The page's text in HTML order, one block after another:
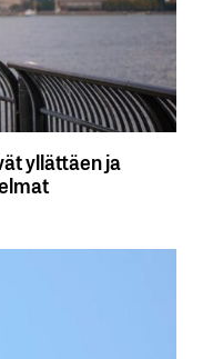
yllättäen ja